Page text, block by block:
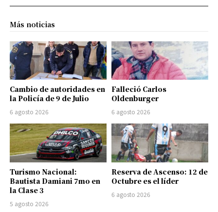
Más noticias
Cambio de autoridades en
la Policía de 9 de Julio
6 agosto 2026
Falleció Carlos
Oldenburger
6 agosto 2026
Turismo Nacional:
Bautista Damiani 7mo en
la Clase 3
5 agosto 2026
Reserva de Ascenso: 12 de
Octubre es el líder
6 agosto 2026